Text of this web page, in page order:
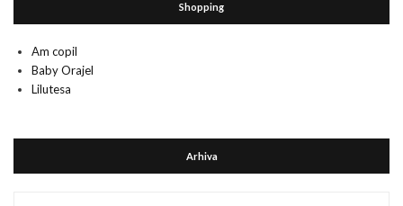
Shopping
Am copil
Baby Orajel
Lilutesa
Arhiva